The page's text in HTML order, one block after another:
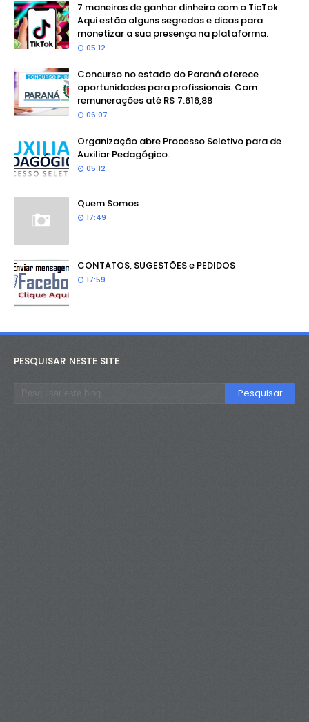
7 maneiras de ganhar dinheiro com o TicTok:
Aqui estão alguns segredos e dicas para
monetizar a sua presença na plataforma.
05:12
Concurso no estado do Paraná oferece
oportunidades para profissionais. Com
remunerações até R$ 7.616,88
06:07
Organização abre Processo Seletivo para de
Auxiliar Pedagógico.
05:12
Quem Somos
17:49
CONTATOS, SUGESTÕES e PEDIDOS
17:59
PESQUISAR NESTE SITE